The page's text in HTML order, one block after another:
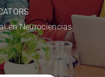
en Neurociencias